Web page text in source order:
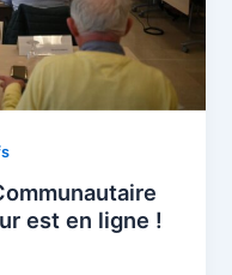
est en ligne !